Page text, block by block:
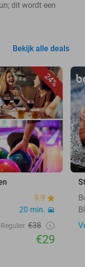
dit wordt een
Bekijk alle deals
24%
9.9
20 min.
Regulier €38
€29